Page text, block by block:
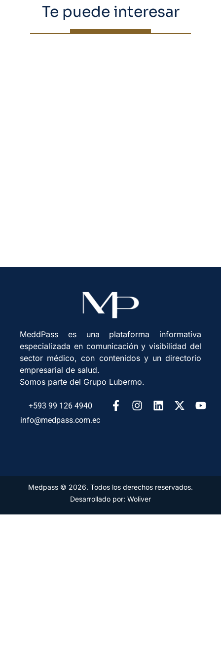
Te puede interesar
MeddPass es una plataforma informativa
especializada en comunicación y visibilidad del
sector médico, con contenidos y un directorio
empresarial de salud.
Somos parte del Grupo Lubermo.
+593 99 126 4940
info@medpass.com.ec
Medpass © 2026. Todos los derechos reservados.
Desarrollado por: Woliver